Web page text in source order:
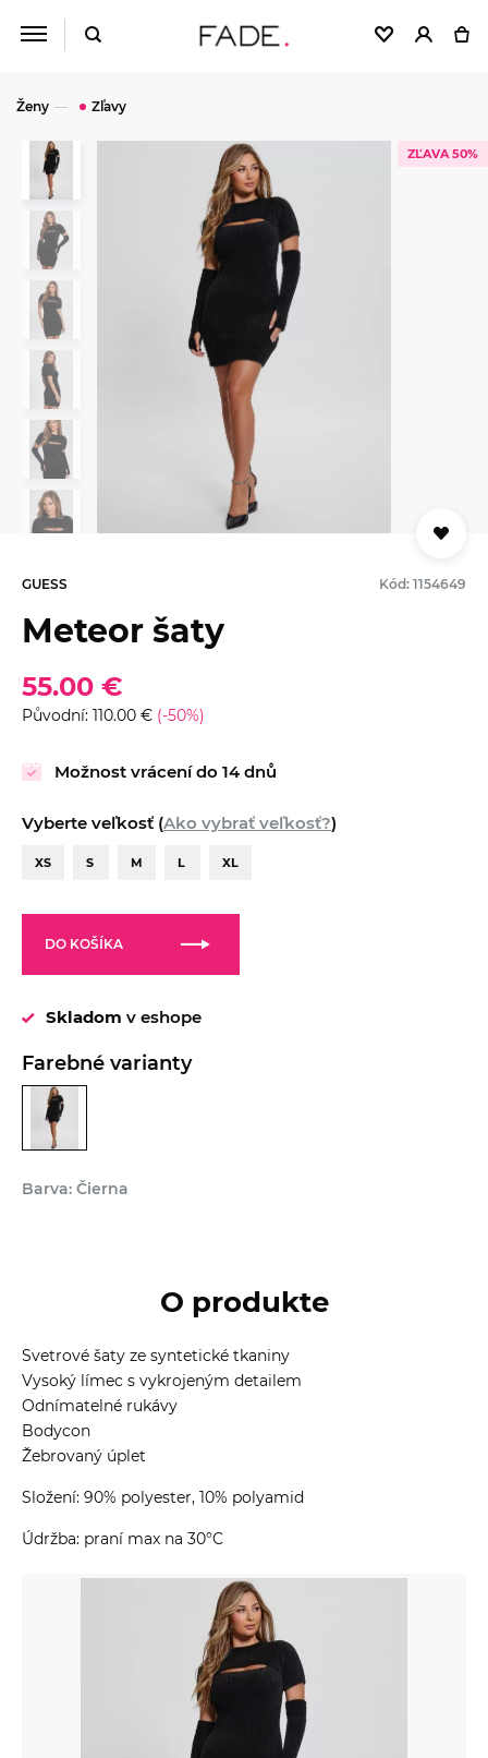
Ženy Zľavy
ZĽAVA 50%
GUESS Kód: 1154649
Meteor šaty
55.00 €
Původní: 110.00 € (-50%)
Možnost vrácení do 14 dnů
Vyberte veľkosť (Ako vybrať veľkosť?)
XS S M L XL
DO KOŠÍKA
Skladom v eshope
Farebné varianty
Barva: Čierna
O produkte
Svetrové šaty ze syntetické tkaniny
Vysoký límec s vykrojeným detailem
Odnímatelné rukávy
Bodycon
Žebrovaný úplet
Složení: 90% polyester, 10% polyamid
Údržba: praní max na 30°C